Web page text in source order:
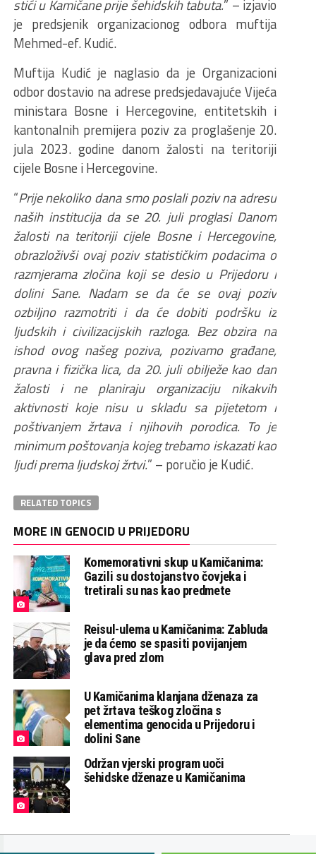
stići u Kamičane prije šehidskih tabuta.” – izjavio
je predsjenik organizacionog odbora muftija
Mehmed-ef. Kudić.
Muftija Kudić je naglasio da je Organizacioni
odbor dostavio na adrese predsjedavajuće Vijeća
ministara Bosne i Hercegovine, entitetskih i
kantonalnih premijera poziv za proglašenje 20.
jula 2023. godine danom žalosti na teritoriji
cijele Bosne i Hercegovine.
“Prije nekoliko dana smo poslali poziv na adresu
naših institucija da se 20. juli proglasi Danom
žalosti na teritoriji cijele Bosne i Hercegovine,
obrazloživši ovaj poziv statističkim podacima o
razmjerama zločina koji se desio u Prijedoru i
dolini Sane. Nadam se da će se ovaj poziv
ozbiljno razmotriti i da će dobiti podršku iz
ljudskih i civilizacijskih razloga. Bez obzira na
ishod ovog našeg poziva, pozivamo građane,
pravna i fizička lica, da 20. juli obilježe kao dan
žalosti i ne planiraju organizaciju nikakvih
aktivnosti koje nisu u skladu sa pijetetom i
poštivanjem žrtava i njihovih porodica. To je
minimum poštovanja kojeg trebamo iskazati kao
ljudi prema ljudskoj žrtvi.” – poručio je Kudić.
RELATED TOPICS
MORE IN GENOCID U PRIJEDORU
Komemorativni skup u Kamičanima:
Gazili su dostojanstvo čovjeka i
tretirali su nas kao predmete
Reisul-ulema u Kamičanima: Zabluda
je da ćemo se spasiti povijanjem
glava pred zlom
U Kamičanima klanjana dženaza za
pet žrtava teškog zločina s
elementima genocida u Prijedoru i
dolini Sane
Održan vjerski program uoči
šehidske dženaze u Kamičanima